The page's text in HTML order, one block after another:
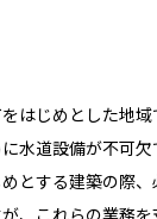
はじめとした地
水道設備が不可欠
とする建築の際
、これらの業務